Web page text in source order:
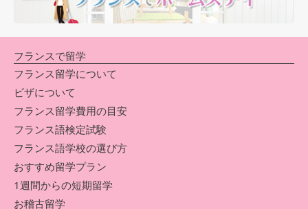
フランスで留学
フランス留学について
ビザについて
フランス留学費用の目安
フランス語検定試験
フランス語学校の選び方
おすすめ留学プラン
1週間からの短期留学
お稽古留学